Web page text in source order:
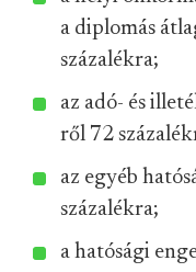
a diplomás
százalékra;
az adó- és
ről 72
az egyéb
százalékra;
a hatósági